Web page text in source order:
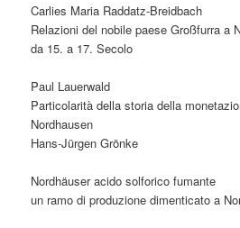
Carlies Maria Raddatz-Breidbach
Relazioni del nobile paese Großfurra a
da 15. a 17. Secolo
Paul Lauerwald
Particolarità della storia della
Nordhausen
Hans-Jürgen Grönke
Nordhäuser acido solforico fumante
un ramo di produzione dimenticato a